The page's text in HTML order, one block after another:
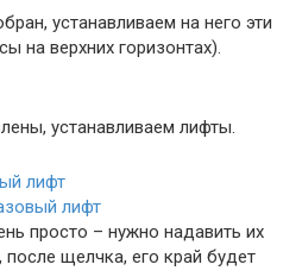
устанавливаем на него эти
на верхних горизонтах).
устанавливаем лифты.
просто – нужно надавить их
после щелчка, его край будет